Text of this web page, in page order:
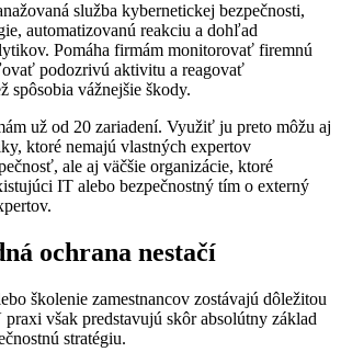
služba kybernetickej bezpečnosti,
automatizovanú reakciu a dohľad
Pomáha firmám monitorovať firemnú
podozrivú aktivitu a reagovať
spôsobia vážnejšie škody.
už od 20 zariadení. Využiť ju preto môžu aj
ktoré nemajú vlastných expertov
ale aj väčšie organizácie, ktoré
IT alebo bezpečnostný tím o externý
ochrana nestačí
školenie zamestnancov zostávajú dôležitou
však predstavujú skôr absolútny základ
stratégiu.